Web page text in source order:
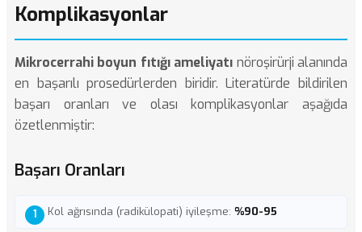
Komplikasyonlar
Mikrocerrahi boyun fıtığı ameliyatı nöroşirürji alanında
en başarılı prosedürlerden biridir. Literatürde bildirilen
başarı oranları ve olası komplikasyonlar aşağıda
özetlenmiştir:
Başarı Oranları
Kol ağrısında (radikülopati) iyileşme: %90-95